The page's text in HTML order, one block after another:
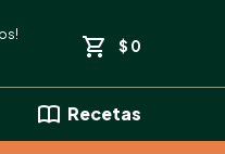
Recetas
$ 0